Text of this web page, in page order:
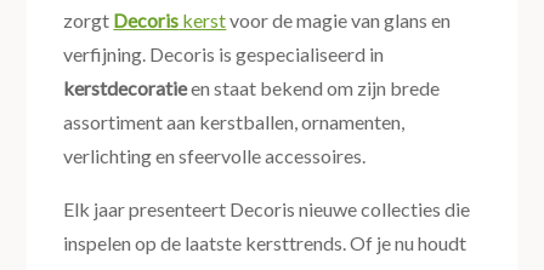
zorgt Decoris kerstvoor de magie van glans en
verfijning. Decoris is gespecialiseerd in
kerstdecoratieen staat bekend om zijn brede
assortiment aan kerstballen, ornamenten,
verlichting en sfeervolle accessoires.
Elk jaar presenteert Decoris nieuwe collecties die
inspelen op de laatste kersttrends. Of je nu houdt